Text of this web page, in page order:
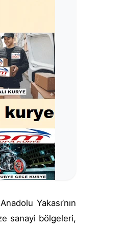
Yakası’nın
sanayi bölgeleri,